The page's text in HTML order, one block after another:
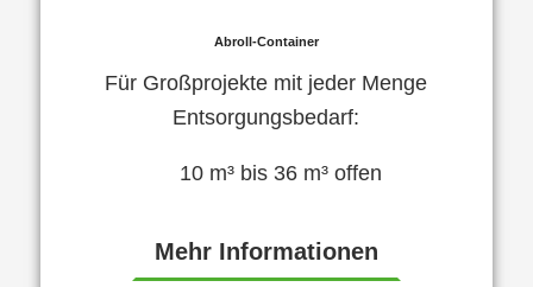
Abroll-Container
Für Großprojekte mit jeder Menge
Entsorgungsbedarf:
10 m³ bis 36 m³ offen
Mehr Informationen